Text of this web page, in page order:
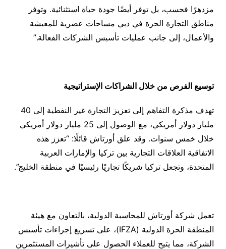
مزدهرًا فحسب، بل توفر أيضًا جودة حياة استثنائية. وتوفر
مناطق التجارة الحرة في دبي مساحات عصرية للمعيشة
والأعمال، إلى جانب عمليات تأسيس الشركات الفعالة.”
توسيع الفرص من خلال الشراكات الإستراتيجية
تهدف مذكرة التفاهم إلى تعزيز التجارة غير النفطية إلى 40
مليار دولار أمريكي، مع الوصول إلى 25 مليار دولار أمريكي
خلال خمس سنوات. وقد علق أورتاش قائلًا: “تعزز هذه
الاتفاقية العلاقات التجارية بين تركيا والإمارات العربية
المتحدة، وتجعل تركيا شريكًا تجاريًا رئيسيًا في منطقة الخليج”.
تعمل شركة أورتاش للمحاسبة الدولية، بالتعاون مع هيئة
المنطقة الحرة الدولية (IFZA)، على تسريع إجراءات تأسيس
الشركة، مما يتيح للعملاء الحصول على تأشيرات المستثمرين